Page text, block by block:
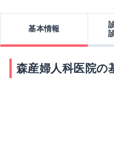
基本情報
森産婦人科医院の